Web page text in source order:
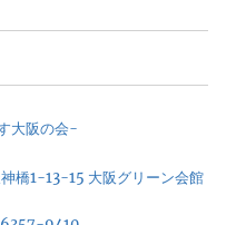
大阪の会-
橋1-13-15 大阪グリーン会館